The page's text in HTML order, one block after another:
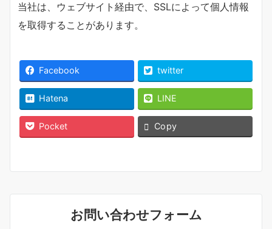
当社は、ウェブサイト経由で、SSLによって個人情報
を取得することがあります。
Facebook twitter
Hatena LINE
Pocket Copy
お問い合わせフォーム